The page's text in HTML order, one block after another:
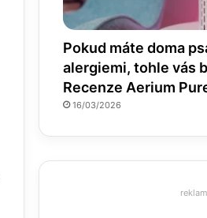
Pokud máte doma
alergiemi, tohle vás
Recenze Aerium
16/03/2026